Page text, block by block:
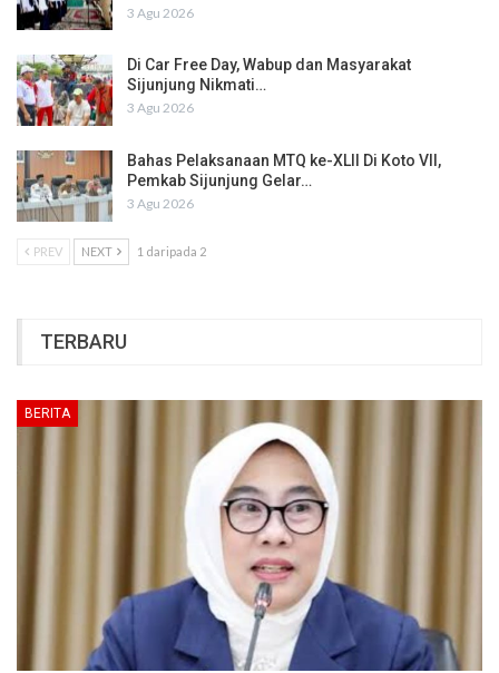
3 Agu 2026
Di Car Free Day, Wabup dan Masyarakat
Sijunjung Nikmati…
3 Agu 2026
Bahas Pelaksanaan MTQ ke-XLII Di Koto VII,
Pemkab Sijunjung Gelar…
3 Agu 2026
PREV NEXT 1 daripada 2
TERBARU
BERITA